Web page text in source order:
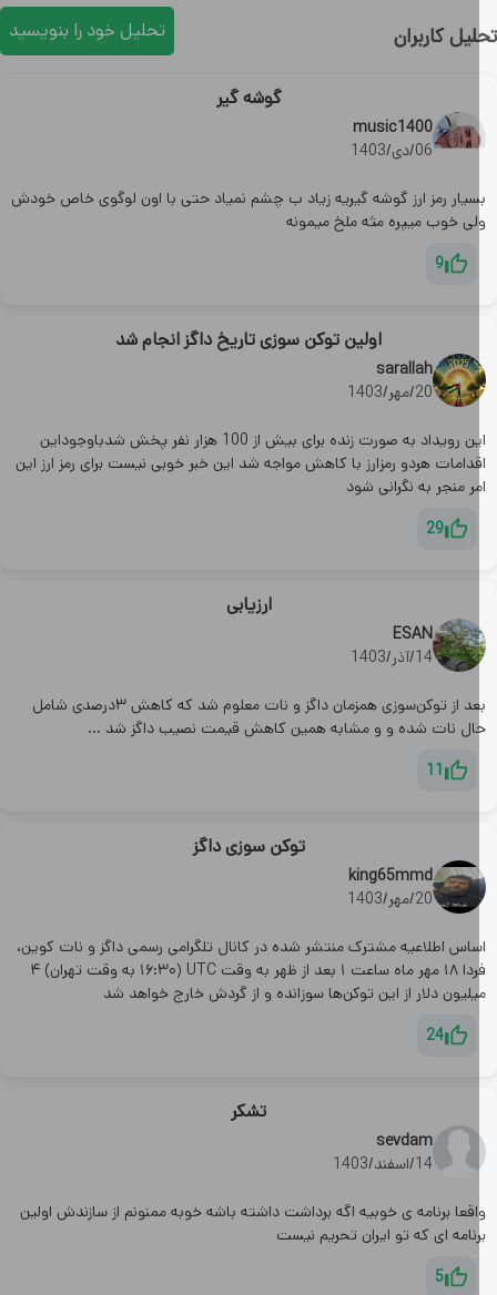
کاربران تحلیل خود را بنویسید
گوشه گیر
music1400
06/دی/1403
رمز ارز گوشه گیریه زیاد ب چشم نمیاد حتی با اون لوگوی خاص خودش
خوب میپره مثه ملخ میمونه
9
اولین توکن سوزی تاریخ داگز انجام شد
sarallah
20/مهر/1403
این رویداد به صورت زنده برای بیش از 100 هزار نفر پخش شدباوجوداین
هردو رمزارز با کاهش مواجه شد این خبر خوبی نیست برای رمز ارز این
منجر به نگرانی شود
29
ارزیابی
ESAN
14/آذر/1403
بعد از توکن‌سوزی همزمان داگز و نات معلوم شد که کاهش ۳درصدی شامل
نات شده و و مشابه همین کاهش قیمت نصیب داگز شد ...
11
توکن سوزی داگز
king65mmd
20/مهر/1403
اطلاعیه مشترک منتشر شده در کانال تلگرامی رسمی داگز و نات کوین،
فردا ۱۸ مهر ماه ساعت ۱ بعد از ظهر به وقت UTC (۱۶:۳۰ به وقت تهران) ۴
دلار از این توکن‌ها سوزانده و از گردش خارج خواهد شد
24
تشکر
sevdam
14/اسفند/1403
برنامه ی خوبیه اگه برداشت داشته باشه خوبه ممنونم از سازندش اولین
ای که تو ایران تحریم نیست
5